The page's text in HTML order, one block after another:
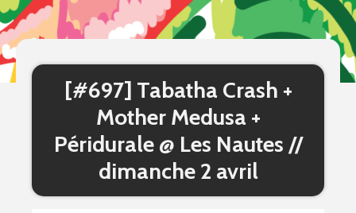
[#697] Tabatha Crash +
Mother Medusa +
Péridurale @ Les Nautes //
dimanche 2 avril